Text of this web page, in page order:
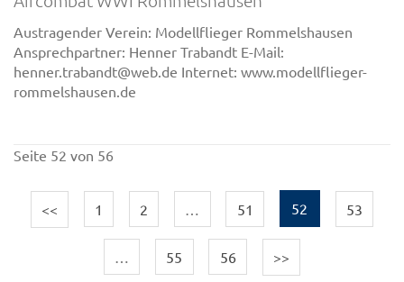
Austragender Verein: Modellflieger Rommelshausen
Ansprechpartner: Henner Trabandt E-Mail:
henner.trabandt@web.de Internet: www.modellflieger-
rommelshausen.de
Seite 52 von 56
<< 1 2 51 52 53
… 55 56 >>